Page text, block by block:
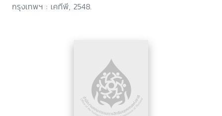
กรุงเทพฯ : เคทีพี, 2548.